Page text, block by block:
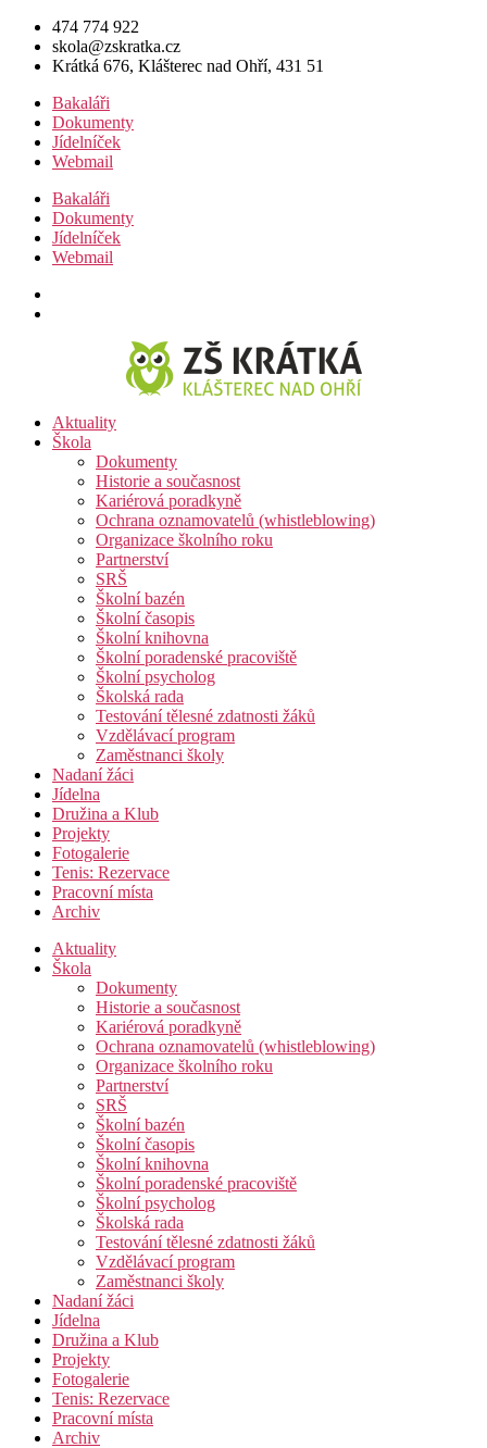
Přejít
obsahu
474 774 922
skola@zskratka.cz
Krátká 676, Klášterec nad Ohří, 431 51
Bakaláři
Dokumenty
Jídelníček
Webmail
Bakaláři
Dokumenty
Jídelníček
Webmail
Aktuality
Škola
Dokumenty
Historie a současnost
Kariérová poradkyně
Ochrana oznamovatelů (whistleblowing)
Organizace školního roku
Partnerství
SRŠ
Školní bazén
Školní časopis
Školní knihovna
Školní poradenské pracoviště
Školní psycholog
Školská rada
Testování tělesné zdatnosti žáků
Vzdělávací program
Zaměstnanci školy
Nadaní žáci
Jídelna
Družina a Klub
Projekty
Fotogalerie
Tenis: Rezervace
Pracovní místa
Archiv
Aktuality
Škola
Dokumenty
Historie a současnost
Kariérová poradkyně
Ochrana oznamovatelů (whistleblowing)
Organizace školního roku
Partnerství
SRŠ
Školní bazén
Školní časopis
Školní knihovna
Školní poradenské pracoviště
Školní psycholog
Školská rada
Testování tělesné zdatnosti žáků
Vzdělávací program
Zaměstnanci školy
Nadaní žáci
Jídelna
Družina a Klub
Projekty
Fotogalerie
Tenis: Rezervace
Pracovní místa
Archiv